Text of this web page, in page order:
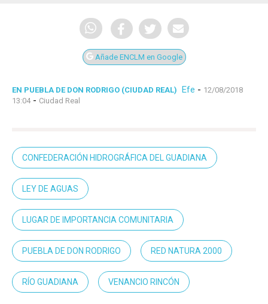
Añade ENCLM en Google
EN PUEBLA DE DON RODRIGO (CIUDAD REAL) Efe - 12/08/2018
13:04- Ciudad Real
CONFEDERACIÓN HIDROGRÁFICA DEL GUADIANA
LEY DE AGUAS
LUGAR DE IMPORTANCIA COMUNITARIA
PUEBLA DE DON RODRIGO RED NATURA 2000
RÍO GUADIANA VENANCIO RINCÓN